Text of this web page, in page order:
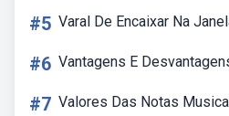
#5 Varal De Encaixar Na
#6 Vantagens E
#7 Valores Das Notas